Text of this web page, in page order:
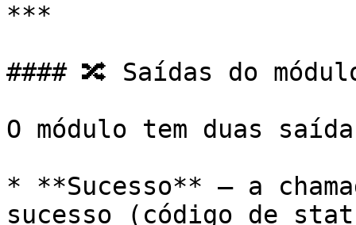
***
#### 🔀 Saídas do
O módulo tem duas
* **Sucesso** — a
sucesso (código de